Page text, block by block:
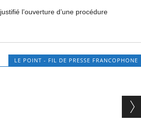
l’ouverture d’une procédure
LE POINT - FIL DE PRESSE FRANCOPHONE